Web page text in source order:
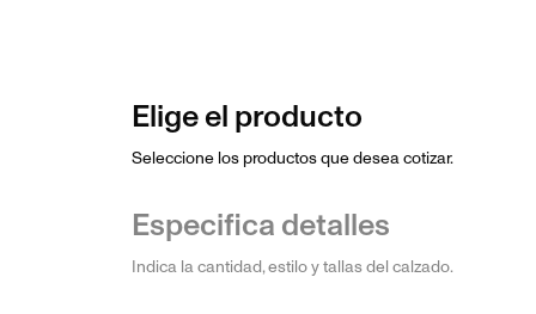
Elige el producto
Seleccione los productos que desea cotizar.
Especifica detalles
Indica la cantidad, estilo y tallas del calzado.